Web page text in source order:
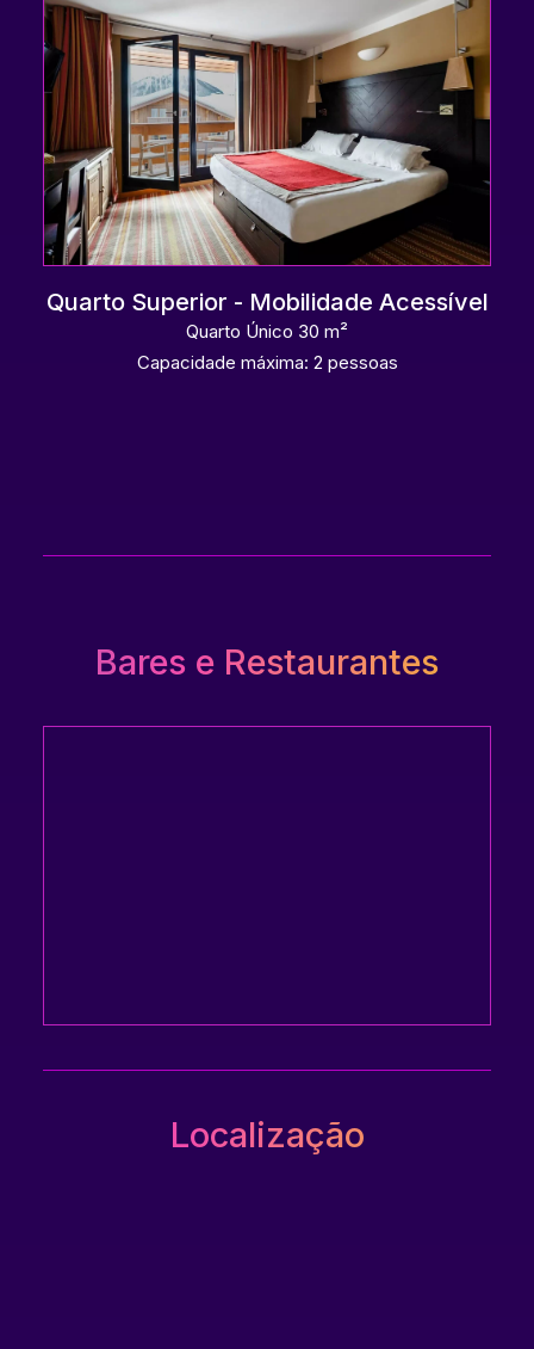
Quarto Superior - Mobilidade Acessível
Quarto Único 30 m²
Capacidade máxima: 2 pessoas
Bares e Restaurantes
Localização